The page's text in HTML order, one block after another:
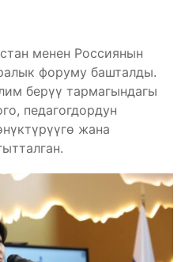
менен Россиянын
форуму башталды.
берүү тармагындагы
педагогдордун
жана